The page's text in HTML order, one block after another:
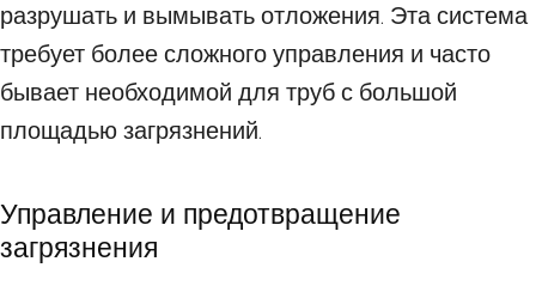
разрушать и вымывать отложения. Эта система
требует более сложного управления и часто
бывает необходимой для труб с большой
площадью загрязнений.
Управление и предотвращение
загрязнения